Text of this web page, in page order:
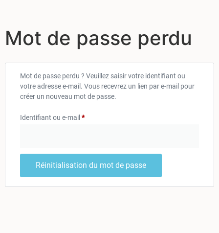
Mot de passe perdu
Mot de passe perdu ? Veuillez saisir votre identifiant ou
votre adresse e-mail. Vous recevrez un lien par e-mail pour
créer un nouveau mot de passe.
Identifiant ou e-mail *
Réinitialisation du mot de passe